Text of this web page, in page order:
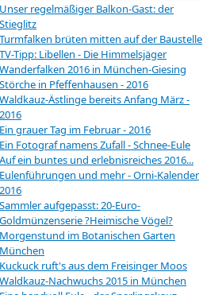
Unser regelmäßiger Balkon-Gast: der
Stieglitz
Turmfalken brüten mitten auf der Baustelle
TV-Tipp: Libellen - Die Himmelsjäger
Wanderfalken 2016 in München-Giesing
Störche in Pfeffenhausen - 2016
Waldkauz-Ästlinge bereits Anfang März -
2016
Ein grauer Tag im Februar - 2016
Ein Fotograf namens Zufall - Schnee-Eule
Auf ein buntes und erlebnisreiches 2016...
Eulenführungen und mehr - Orni-Kalender
2016
Sammler aufgepasst: 20-Euro-
Goldmünzenserie ?Heimische Vögel?
Morgenstund im Botanischen Garten
München
Kuckuck ruft's aus dem Freisinger Moos
Waldkauz-Nachwuchs 2015 in München